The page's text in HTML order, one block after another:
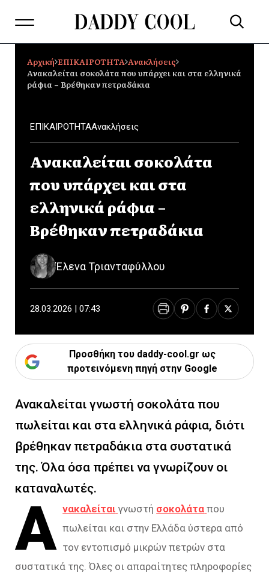
Αρχική ΕΠΙΚΑΙΡΟΤΗΤΑ Ανακλήσεις
Ανακαλείται σοκολάτα που υπάρχει και στα ελληνικά
ράφια – Βρέθηκαν πετραδάκια
ΕΠΙΚΑΙΡΟΤΗΤΑΑνακλήσεις
Ανακαλείται σοκολάτα
που υπάρχει και στα
ελληνικά ράφια –
Βρέθηκαν πετραδάκια
Έλενα Τριανταφύλλου
28.03.2026 | 07:43
Προσθήκη του daddy-cool.gr ως
προτεινόμενη πηγή στην Google
Ανακαλείται γνωστή σοκολάτα που
πωλείται και στα ελληνικά ράφια, διότι
βρέθηκαν πετραδάκια στα συστατικά
της. Όλα όσα πρέπει να γνωρίζουν οι
καταναλωτές.
Α νακαλείται γνωστή σοκολάτα που
πωλείται και στην Ελλάδα ύστερα από
τον εντοπισμό μικρών πετρών στα
συστατικά της. Όλες οι απαραίτητες πληροφορίες